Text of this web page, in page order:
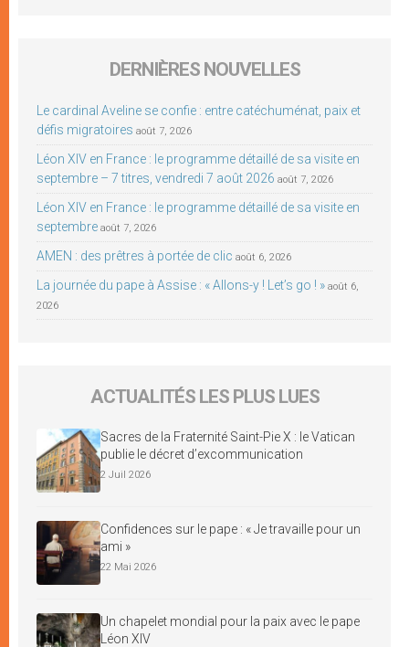
DERNIÈRES NOUVELLES
Le cardinal Aveline se confie : entre catéchuménat, paix et
défis migratoires août 7, 2026
Léon XIV en France : le programme détaillé de sa visite en
septembre – 7 titres, vendredi 7 août 2026 août 7, 2026
Léon XIV en France : le programme détaillé de sa visite en
septembre août 7, 2026
AMEN : des prêtres à portée de clic août 6, 2026
La journée du pape à Assise : « Allons-y ! Let’s go ! » août 6,
2026
ACTUALITÉS LES PLUS LUES
Sacres de la Fraternité Saint-Pie X : le Vatican
publie le décret d’excommunication
2 Juil 2026
Confidences sur le pape : « Je travaille pour un
ami »
22 Mai 2026
Un chapelet mondial pour la paix avec le pape
Léon XIV